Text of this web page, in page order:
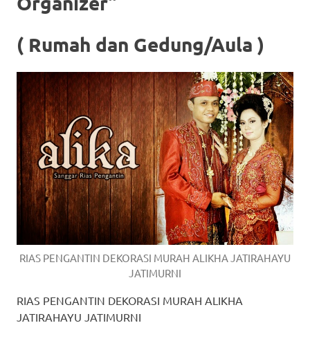
https://www.watchesf.com
To
learn
more
about
https://www.watchesb.com.
go
to
these
guys
https://
his
( Rumah dan Gedung/Aula )
RIAS PENGANTIN DEKORASI MURAH ALIKHA JATIRAHAYU
JATIMURNI
RIAS PENGANTIN DEKORASI MURAH ALIKHA
JATIRAHAYU JATIMURNI